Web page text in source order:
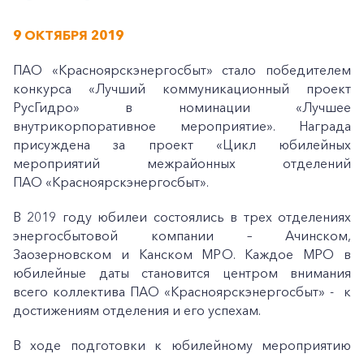
9 ОКТЯБРЯ 2019
ПАО «Красноярскэнергосбыт» стало победителем
конкурса «Лучший коммуникационный проект
РусГидро» в номинации «Лучшее
внутрикорпоративное мероприятие». Награда
присуждена за проект «Цикл юбилейных
мероприятий межрайонных отделений
ПАО «Красноярскэнергосбыт».
В 2019 году юбилеи состоялись в трех отделениях
энергосбытовой компании – Ачинском,
Заозерновском и Канском МРО. Каждое МРО в
юбилейные даты становится центром внимания
всего коллектива ПАО «Красноярскэнергосбыт» - к
достижениям отделения и его успехам.
В ходе подготовки к юбилейному мероприятию